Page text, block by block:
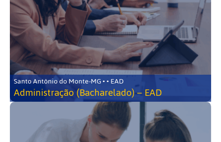
Santo Antônio do Monte-MG • • EAD
Administração (Bacharelado) – EAD